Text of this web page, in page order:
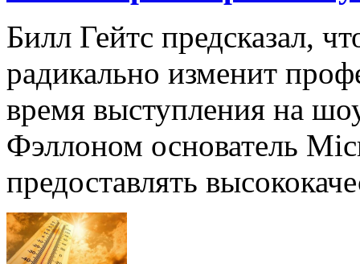
Билл Гейтс предсказал,
радикально изменит
время выступления на
Фэллоном основатель
предоставлять